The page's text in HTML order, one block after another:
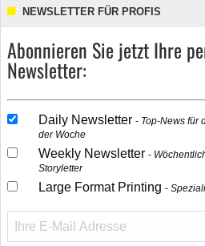
NEWSLETTER FÜR PROFIS
Abonnieren Sie jetzt Ihre
Newsletter:
Daily Newsletter
Top-News für
der Woche
Weekly Newsletter
Storyletter
Large Format Printing